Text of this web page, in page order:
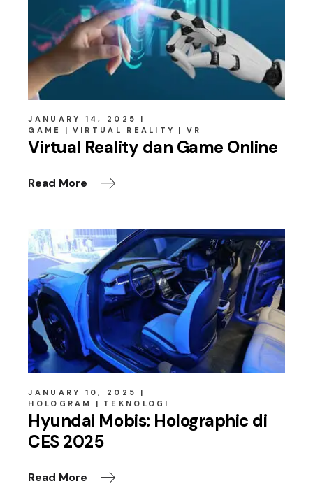
JANUARY 14, 2025
GAME
VIRTUAL REALITY VR
Virtual Reality dan Game Online
Read More
JANUARY 10, 2025
HOLOGRAM
TEKNOLOGI
Hyundai Mobis: Holographic di
CES 2025
Read More